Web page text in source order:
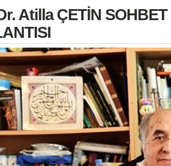
Atilla ÇETİN